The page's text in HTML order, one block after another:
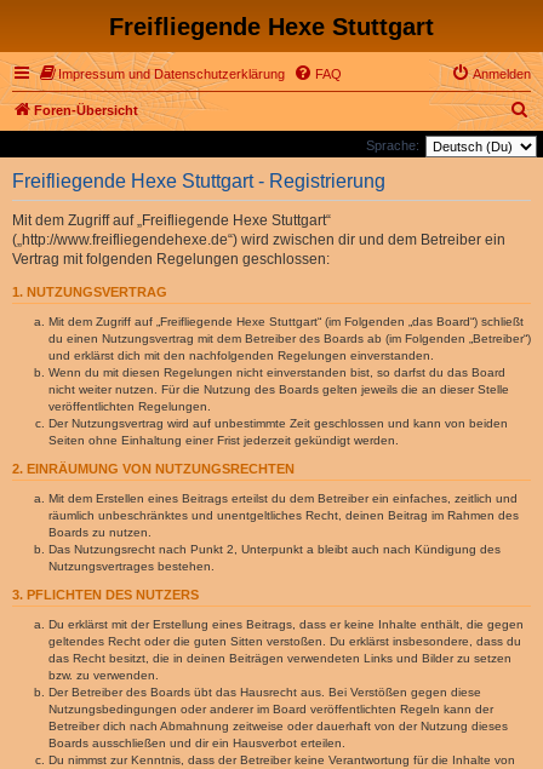
Freifliegende Hexe Stuttgart
Impressum und Datenschutzerklärung FAQ Anmelden
Foren-Übersicht
S
u
Sprache:
Freifliegende Hexe Stuttgart - Registrierung
Mit dem Zugriff auf „Freifliegende Hexe Stuttgart“
(„http://www.freifliegendehexe.de“) wird zwischen dir und dem Betreiber ein
Vertrag mit folgenden Regelungen geschlossen:
1. NUTZUNGSVERTRAG
Mit dem Zugriff auf „Freifliegende Hexe Stuttgart“ (im Folgenden „das Board“) schließt
du einen Nutzungsvertrag mit dem Betreiber des Boards ab (im Folgenden „Betreiber“)
und erklärst dich mit den nachfolgenden Regelungen einverstanden.
Wenn du mit diesen Regelungen nicht einverstanden bist, so darfst du das Board
nicht weiter nutzen. Für die Nutzung des Boards gelten jeweils die an dieser Stelle
veröffentlichten Regelungen.
Der Nutzungsvertrag wird auf unbestimmte Zeit geschlossen und kann von beiden
Seiten ohne Einhaltung einer Frist jederzeit gekündigt werden.
2. EINRÄUMUNG VON NUTZUNGSRECHTEN
Mit dem Erstellen eines Beitrags erteilst du dem Betreiber ein einfaches, zeitlich und
räumlich unbeschränktes und unentgeltliches Recht, deinen Beitrag im Rahmen des
Boards zu nutzen.
Das Nutzungsrecht nach Punkt 2, Unterpunkt a bleibt auch nach Kündigung des
Nutzungsvertrages bestehen.
3. PFLICHTEN DES NUTZERS
Du erklärst mit der Erstellung eines Beitrags, dass er keine Inhalte enthält, die gegen
geltendes Recht oder die guten Sitten verstoßen. Du erklärst insbesondere, dass du
das Recht besitzt, die in deinen Beiträgen verwendeten Links und Bilder zu setzen
bzw. zu verwenden.
Der Betreiber des Boards übt das Hausrecht aus. Bei Verstößen gegen diese
Nutzungsbedingungen oder anderer im Board veröffentlichten Regeln kann der
Betreiber dich nach Abmahnung zeitweise oder dauerhaft von der Nutzung dieses
Boards ausschließen und dir ein Hausverbot erteilen.
Du nimmst zur Kenntnis, dass der Betreiber keine Verantwortung für die Inhalte von